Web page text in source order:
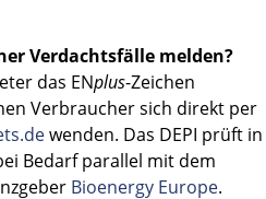
Verdachtsfälle melden?
das ENplus-Zeichen
Verbraucher sich direkt per
wenden. Das DEPI prüft in
Bedarf parallel mit dem
Bioenergy Europe.